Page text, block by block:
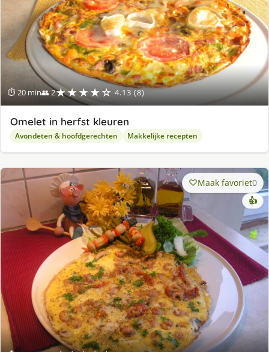
⏱ 20 min👥 2★★★★☆ 4.13 (8)
Omelet in herfst kleuren
Avondeten & hoofdgerechten Makkelijke recepten
Maak favoriet0
👍